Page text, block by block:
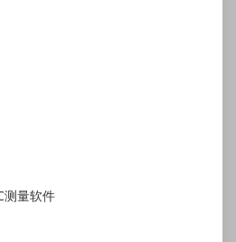
测量软件